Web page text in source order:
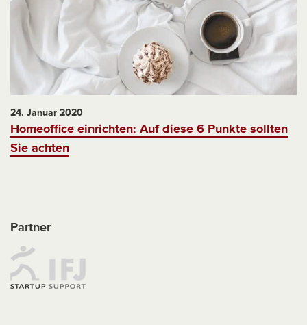
24. Januar 2020
Homeoffice einrichten: Auf diese 6 Punkte sollten
Sie achten
Partner